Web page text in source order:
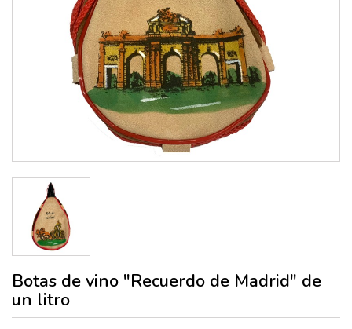
Botas de vino "Recuerdo de Madrid" de
un litro